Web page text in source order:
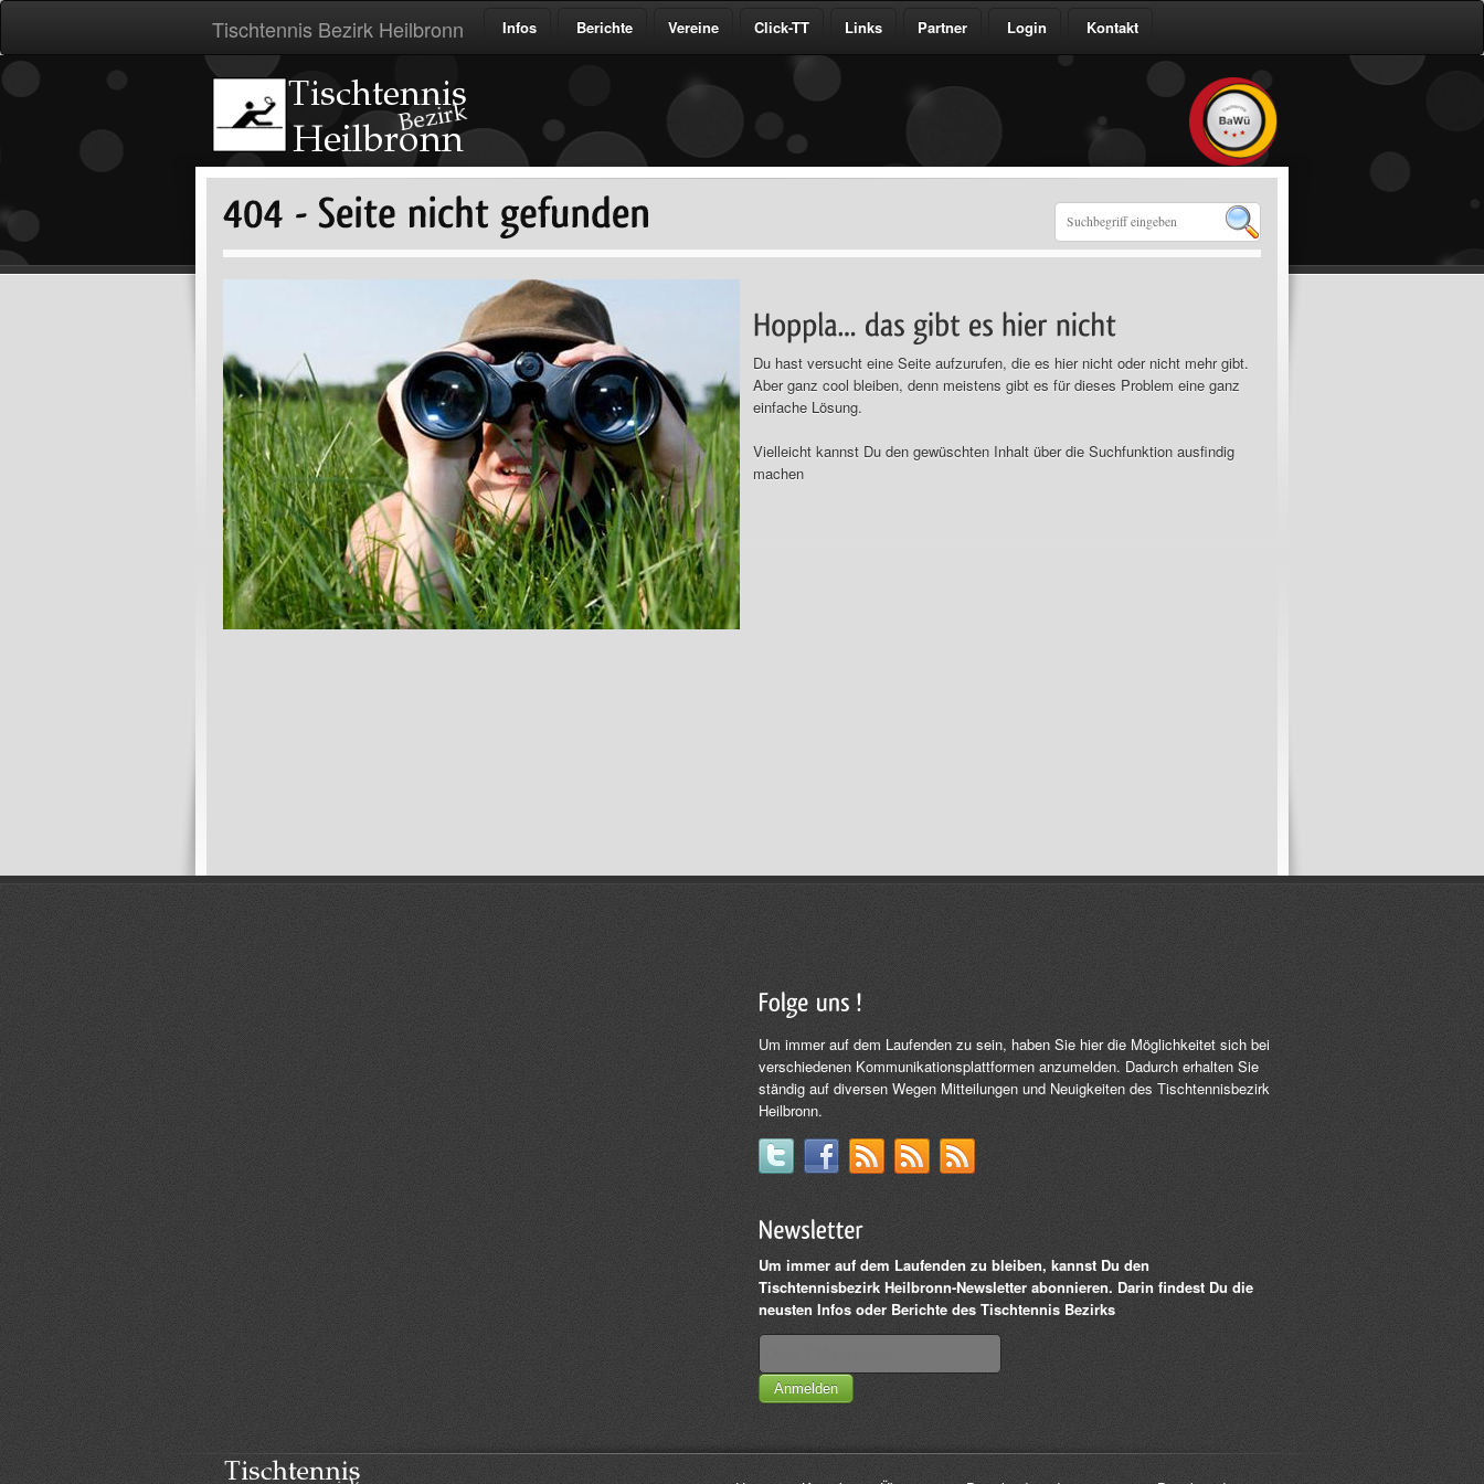
Tischtennis Bezirk Heilbronn Infos Berichte Vereine Click-TT Links Partner Login Kontakt
Du hast versucht eine Seite aufzurufen, die es hier nicht oder nicht mehr gibt.
Aber ganz cool bleiben, denn meistens gibt es für dieses Problem eine ganz
einfache Lösung.
Vielleicht kannst Du den gewüschten Inhalt über die Suchfunktion ausfindig
machen
Um immer auf dem Laufenden zu sein, haben Sie hier die Möglichkeitet sich bei
verschiedenen Kommunikationsplattformen anzumelden. Dadurch erhalten Sie
ständig auf diversen Wegen Mitteilungen und Neuigkeiten des Tischtennisbezirk
Heilbronn.
Um immer auf dem Laufenden zu bleiben, kannst Du den
Tischtennisbezirk Heilbronn-Newsletter abonnieren. Darin findest Du die
neusten Infos oder Berichte des Tischtennis Bezirks
Anmelden